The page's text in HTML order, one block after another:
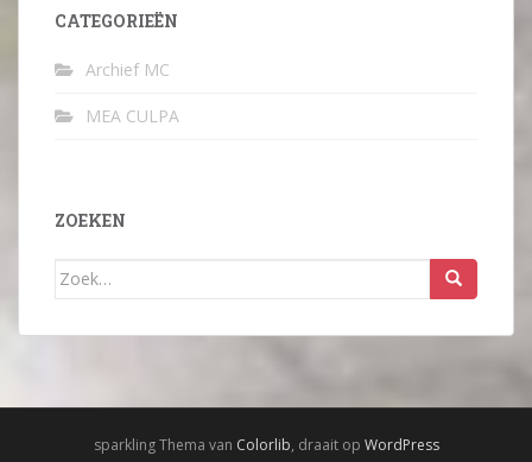
CATEGORIEËN
Archief MC
MEA CULPA
ZOEKEN
Zoek
sparkling Thema van Colorlib, draait op WordPress